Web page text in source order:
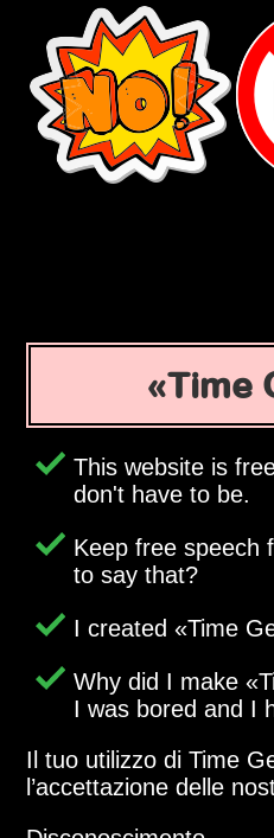
Time
This website is
don't have to be.
Keep free speech
to say that?
I created Time
Why did I make
I was bored and I
Il tuo utilizzo di Time
l’accettazione delle